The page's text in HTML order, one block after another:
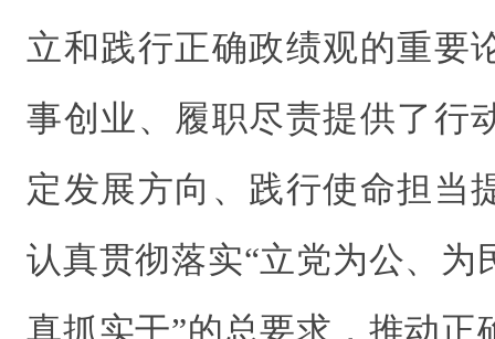
立和践行正确政绩观的重要
事创业、履职尽责提供了行
定发展方向、践行使命担当
认真贯彻落实“立党为公、为
真抓实干”的总要求，推动正